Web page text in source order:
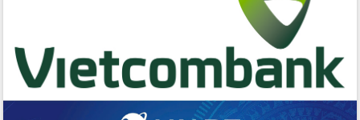
Thống nhất danh sách giới thiệu ứng
cử đại biểu Quốc hội khoá XVI và đại
biểu HĐND tỉnh Đắk Lắk, nhiệm kỳ